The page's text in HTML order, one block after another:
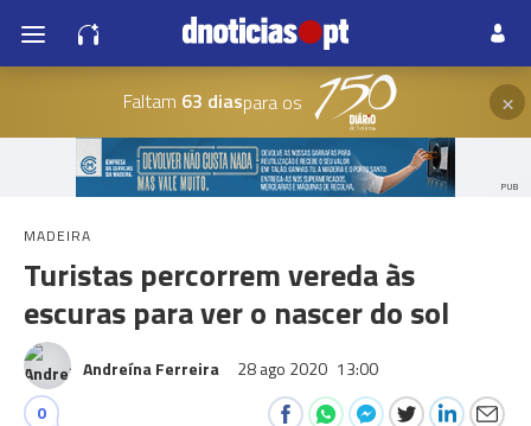
Faltam 63 diaspara os ×
PUB
MADEIRA
Turistas percorrem vereda às
escuras para ver o nascer do sol
Andreína Ferreira 28 ago 2020 13:00
0